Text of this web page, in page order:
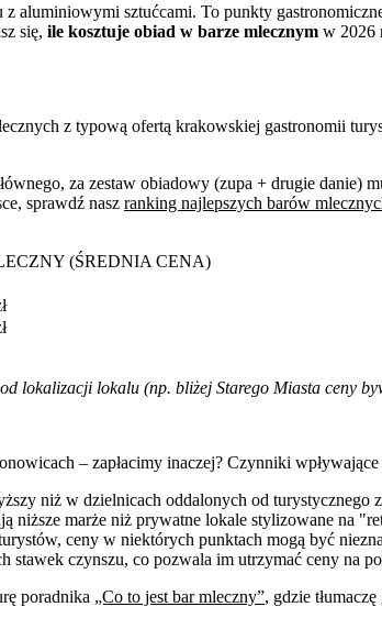
aluminiowymi sztućcami. To punkty
się, ile kosztuje obiad w barze mlecznym w 2026
z typową ofertą krakowskiej gastronomii
za zestaw obiadowy (zupa + drugie danie)
sprawdź nasz ranking najlepszych barów
(ŚREDNIA CENA)
lokalizacji lokalu (np. bliżej Starego Miasta ceny
– zapłacimy inaczej? Czynniki
niż w dzielnicach oddalonych od turystycznego
niższe marże niż prywatne lokale stylizowane na
ceny w niektórych punktach mogą być
stawek czynszu, co pozwala im utrzymać ceny na
poradnika „Co to jest bar mleczny”, gdzie